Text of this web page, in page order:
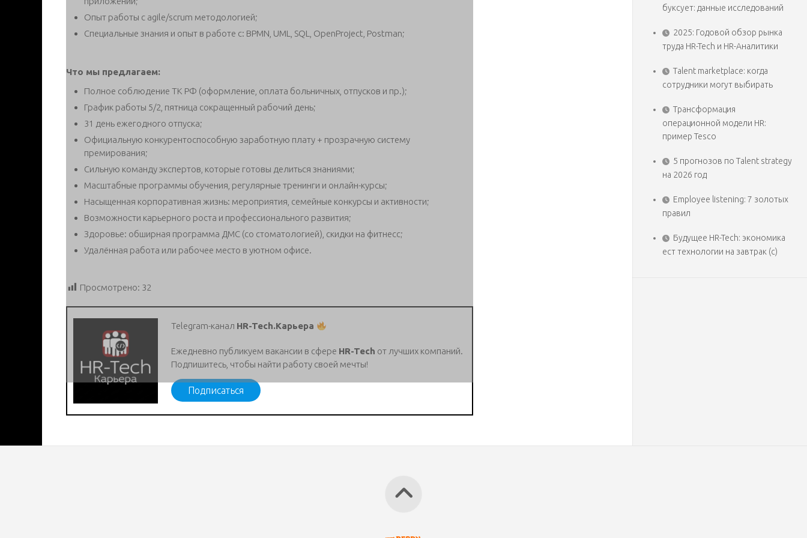
Опыт работы с agile/scrum методологией;
Специальные знания и опыт в работе с: BPMN, UML, SQL, OpenProject, Postman;
Что мы предлагаем:
Полное соблюдение ТК РФ (оформление, оплата больничных, отпусков и пр.);
График работы 5/2, пятница сокращенный рабочий день;
31 день ежегодного отпуска;
Официальную конкурентоспособную заработную плату + прозрачную систему
премирования;
Сильную команду экспертов, которые готовы делиться знаниями;
Масштабные программы обучения, регулярные тренинги и онлайн-курсы;
Насыщенная корпоративная жизнь: мероприятия, семейные конкурсы и активности;
Возможности карьерного роста и профессионального развития;
Здоровье: обширная программа ДМС (со стоматологией), скидки на фитнесс;
Удалённая работа или рабочее место в уютном офисе.
Просмотрено: 32
Telegram-канал HR-Tech.Карьера
Ежедневно публикуем вакансии в сфере HR-Tech от лучших компаний.
Подпишитесь, чтобы найти работу своей мечты!
Подписаться
буксует: данные исследований
2025: Годовой обзор рынка
труда HR-Tech и HR-Аналитики
Talent marketplace: когда
сотрудники могут выбирать
Трансформация
операционной модели HR:
пример Tesco
5 прогнозов по Talent strategy
на 2026 год
Employee listening: 7 золотых
правил
Будущее HR-Tech: экономика
ест технологии на завтрак (с)